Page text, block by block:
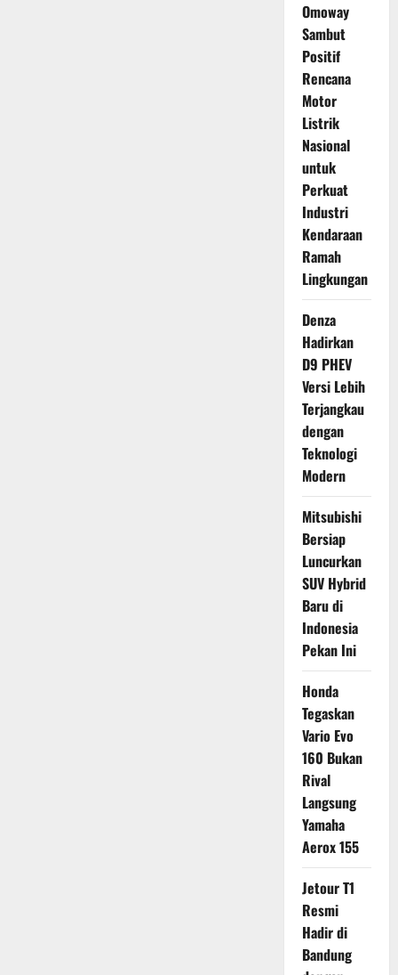
Omoway
Sambut
Positif
Rencana
Motor
Listrik
Nasional
untuk
Perkuat
Industri
Kendaraan
Ramah
Lingkungan
Denza
Hadirkan
D9 PHEV
Versi Lebih
Terjangkau
dengan
Teknologi
Modern
Mitsubishi
Bersiap
Luncurkan
SUV Hybrid
Baru di
Indonesia
Pekan Ini
Honda
Tegaskan
Vario Evo
160 Bukan
Rival
Langsung
Yamaha
Aerox 155
Jetour T1
Resmi
Hadir di
Bandung